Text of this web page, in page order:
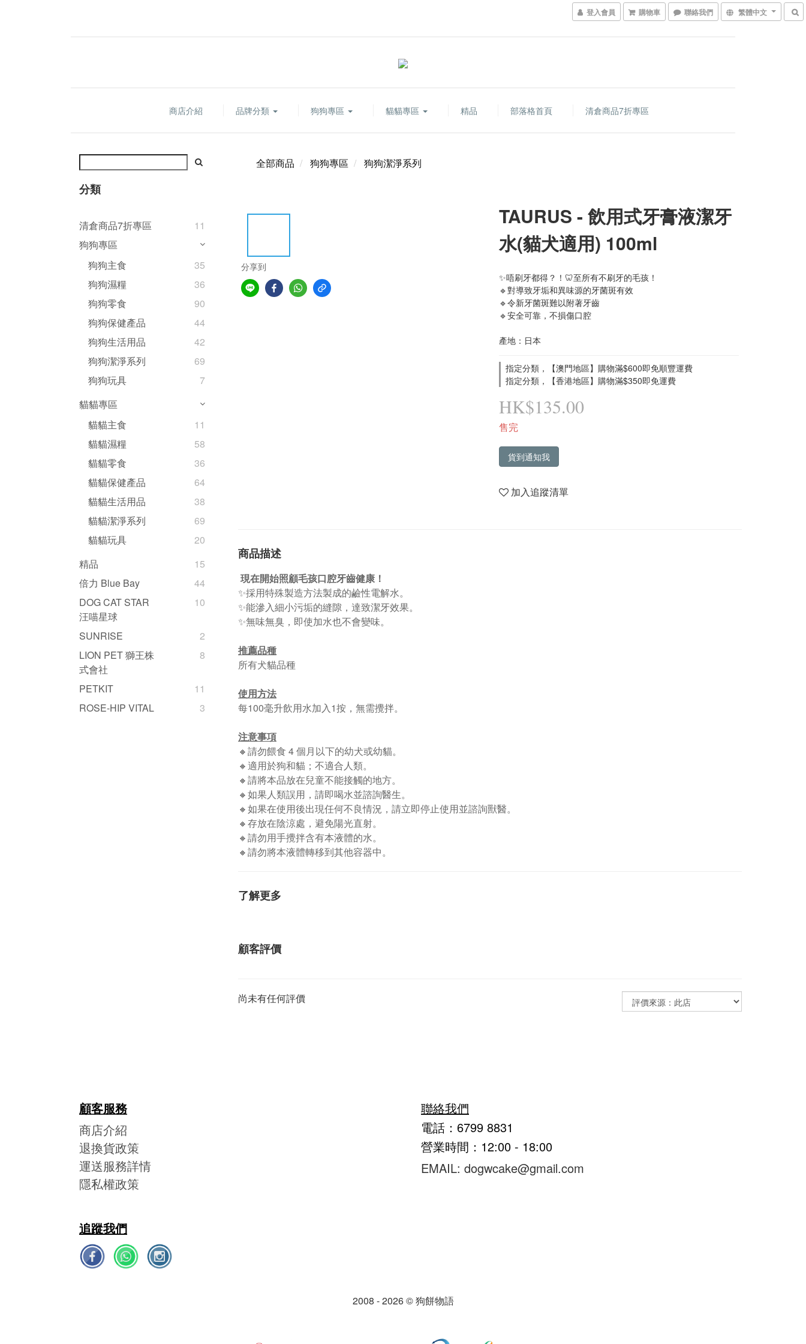
登入會員 購物車 聯絡我們 繁體中文
商店介紹 品牌分類 狗狗專區 貓貓專區 精品 部落格首頁 清倉商品7折專區
分類
清倉商品7折專區
11
狗狗專區
狗狗主食
35
狗狗濕糧
36
狗狗零食
90
狗狗保健產品
44
狗狗生活用品
42
狗狗潔淨系列
69
狗狗玩具
7
貓貓專區
貓貓主食
11
貓貓濕糧
58
貓貓零食
36
貓貓保健產品
64
貓貓生活用品
38
貓貓潔淨系列
69
貓貓玩具
20
精品
15
倍力 Blue Bay
44
DOG CAT STAR
汪喵星球
10
SUNRISE
2
LION PET 獅王株
式會社
8
PETKIT
11
ROSE-HIP VITAL
3
全部商品 狗狗專區 狗狗潔淨系列
分享到
TAURUS - 飲用式牙膏液潔牙
水(貓犬適用) 100ml
✨唔刷牙都得？！🦷至所有不刷牙的毛孩！
🔹對導致牙垢和異味源的牙菌斑有效
🔹令新牙菌斑難以附著牙齒
🔹安全可靠，不損傷口腔
產地：日本
指定分類，【澳門地區】購物滿$600即免順豐運費
指定分類，【香港地區】購物滿$350即免運費
HK$135.00
售完
貨到通知我
加入追蹤清單
商品描述
現在開始照顧毛孩口腔牙齒健康！
✨採用特殊製造方法製成的鹼性電解水。
✨能滲入細小污垢的縫隙，達致潔牙效果。
✨無味無臭，即使加水也不會變味。
推薦品種
所有犬貓品種
使用方法
每100毫升飲用水加入1按，無需攪拌。
注意事項
🔸請勿餵食 4 個月以下的幼犬或幼貓。
🔸適用於狗和貓；不適合人類。
🔸請將本品放在兒童不能接觸的地方。
🔸如果人類誤用，請即喝水並諮詢醫生。
🔸如果在使用後出現任何不良情況，請立即停止使用並諮詢獸醫。
🔸存放在陰涼處，避免陽光直射。
🔸請勿用手攪拌含有本液體的水。
🔸請勿將本液體轉移到其他容器中。
了解更多
顧客評價
尚未有任何評價
顧客服務
商店介紹
退換貨政策
運送服務詳情
隱私權政策
追蹤我們
聯絡我們
電話：6799 8831
營業時間：12:00 - 18:00
EMAIL: dogwcake@gmail.com
2008 - 2026 © 狗餅物語